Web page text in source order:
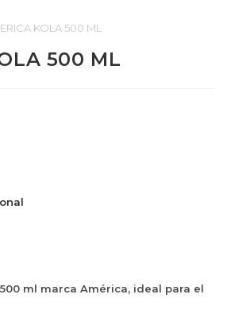
KOLA 500 ML
500 ML
ml marca América, ideal para el